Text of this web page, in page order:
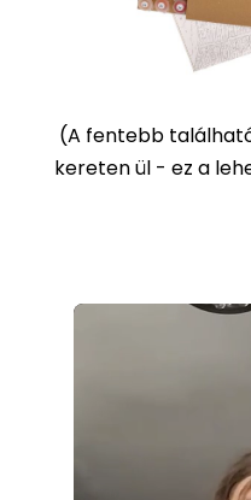
(A fentebb
kereten ül - ez a